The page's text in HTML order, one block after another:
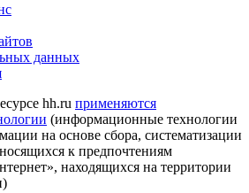
данных
hh.ru применяются
(информационные технологии
на основе сбора, систематизации
к предпочтениям
находящихся на территории